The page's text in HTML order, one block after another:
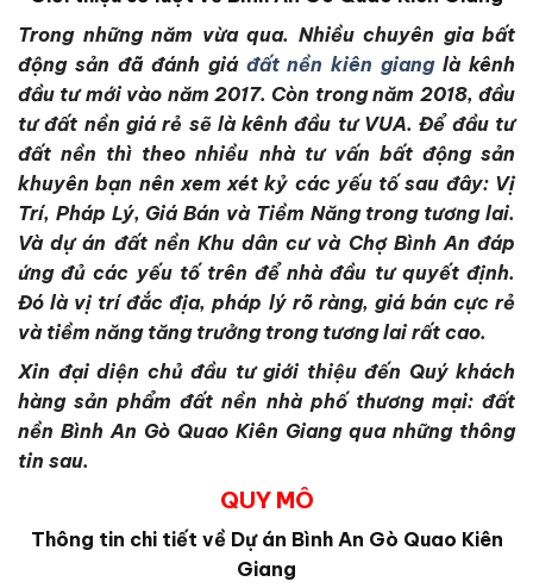
Trong những năm vừa qua. Nhiều chuyên gia bất
động sản đã đánh giá đất nền kiên gianglà kênh
đầu tư mới vào năm 2017. Còn trong năm 2018, đầu
tư đất nền giá rẻ sẽ là kênh đầu tư VUA. Để đầu tư
đất nền thì theo nhiều nhà tư vấn bất động sản
khuyên bạn nên xem xét kỷ các yếu tố sau đây: Vị
Trí, Pháp Lý, Giá Bán và Tiềm Năng trong tương lai.
Và dự án đất nền Khu dân cư và Chợ Bình An đáp
ứng đủ các yếu tố trên để nhà đầu tư quyết định.
Đó là vị trí đắc địa, pháp lý rõ ràng, giá bán cực rẻ
và tiềm năng tăng trưởng trong tương lai rất cao.
Xin đại diện chủ đầu tư giới thiệu đến Quý khách
hàng sản phẩm đất nền nhà phố thương mại: đất
nền Bình An Gò Quao Kiên Giang qua những thông
tin sau.
QUY MÔ
Thông tin chi tiết về Dự án Bình An Gò Quao Kiên
Giang